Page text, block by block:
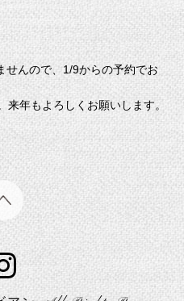
せんので、1/9からの予約でお
来年もよろしくお願いします。